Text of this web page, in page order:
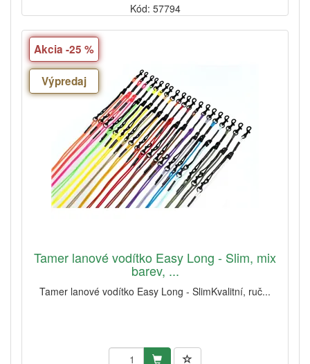
Kód: 57794
Akcia -25 %
Výpredaj
Tamer lanové vodítko Easy Long - Slim, mix
barev, ...
Tamer lanové vodítko Easy Long - SlimKvalitní, ruč...